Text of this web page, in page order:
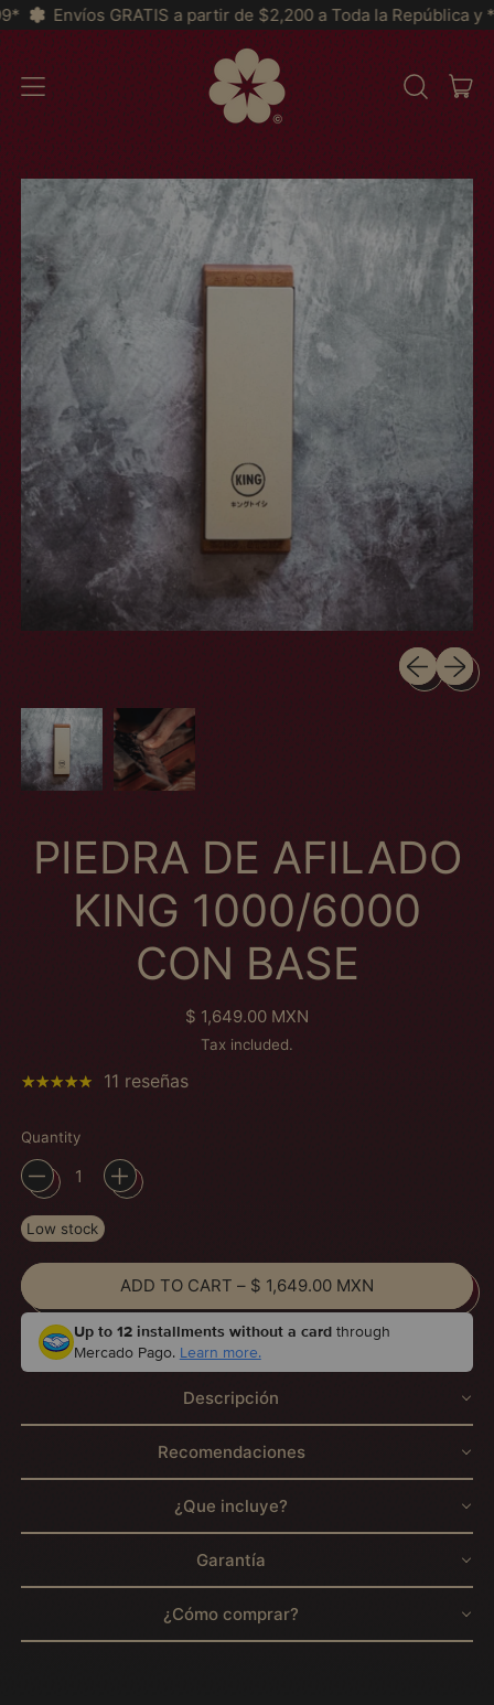
a partir de $2,200 a Toda la República y *MSI a partir de
MENU
SEARCH
OUR
SITE
Previous
Next
PIEDRA DE AFILADO
KING 1000/6000
CON BASE
Regular price
$ 1,649.00 MXN
Tax included.
11 reseñas
Quantity
Low stock
ADD TO CART – $ 1,649.00 MXN
Up to 12 installments without a cardthrough
Mercado Pago. Learn more.
Descripción
Recomendaciones
¿Que incluye?
Garantía
¿Cómo comprar?